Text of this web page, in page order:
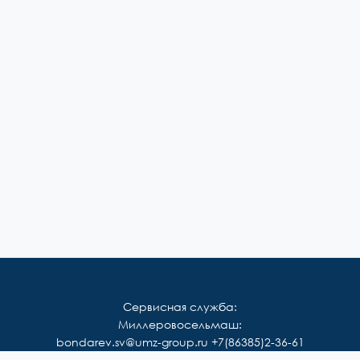
Сервисная служба:
Миллеровосельмаш:
bondarev.sv@umz-group.ru +7(86385)2-36-61